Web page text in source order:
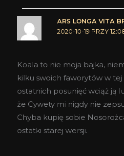
ARS LONGA VITA
2020-10-19 PRZY
Koala to nie moja bajka,
kilku swoich faworytów w
ostatnich posunięć wciąż ją
że Cywety mi nigdy nie
Chyba kupię sobie
ostatki starej wersji.